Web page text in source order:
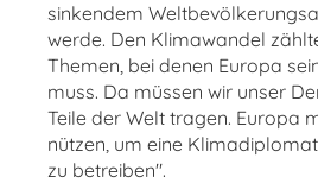
sinkendem
werde. Den Klimawandel
Themen, bei denen Europa
muss. Da müssen wir unser
Teile der Welt tragen. Europa
nützen, um eine
zu betreiben".